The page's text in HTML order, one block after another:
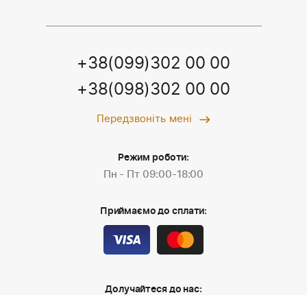
+38(099)302 00 00
+38(098)302 00 00
Передзвоніть мені
Режим роботи:
Пн - Пт 09:00-18:00
Приймаємо до сплати:
Долучайтеся до нас: